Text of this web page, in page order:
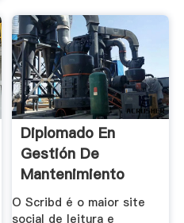
Diplomado En
Gestión De
Mantenimiento
Scribd
O Scribd é o maior site
social de leitura e